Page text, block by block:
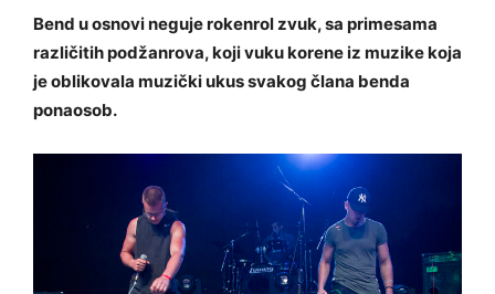
Bend u osnovi neguje rokenrol zvuk, sa primesama
različitih podžanrova, koji vuku korene iz muzike koja
je oblikovala muzički ukus svakog člana benda
ponaosob.